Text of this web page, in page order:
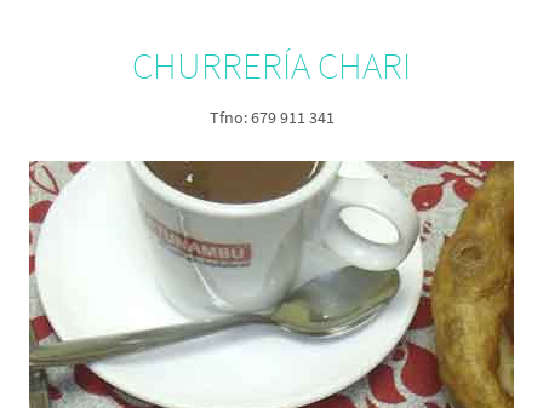
CHURRERÍA CHARI
Tfno: 679 911 341